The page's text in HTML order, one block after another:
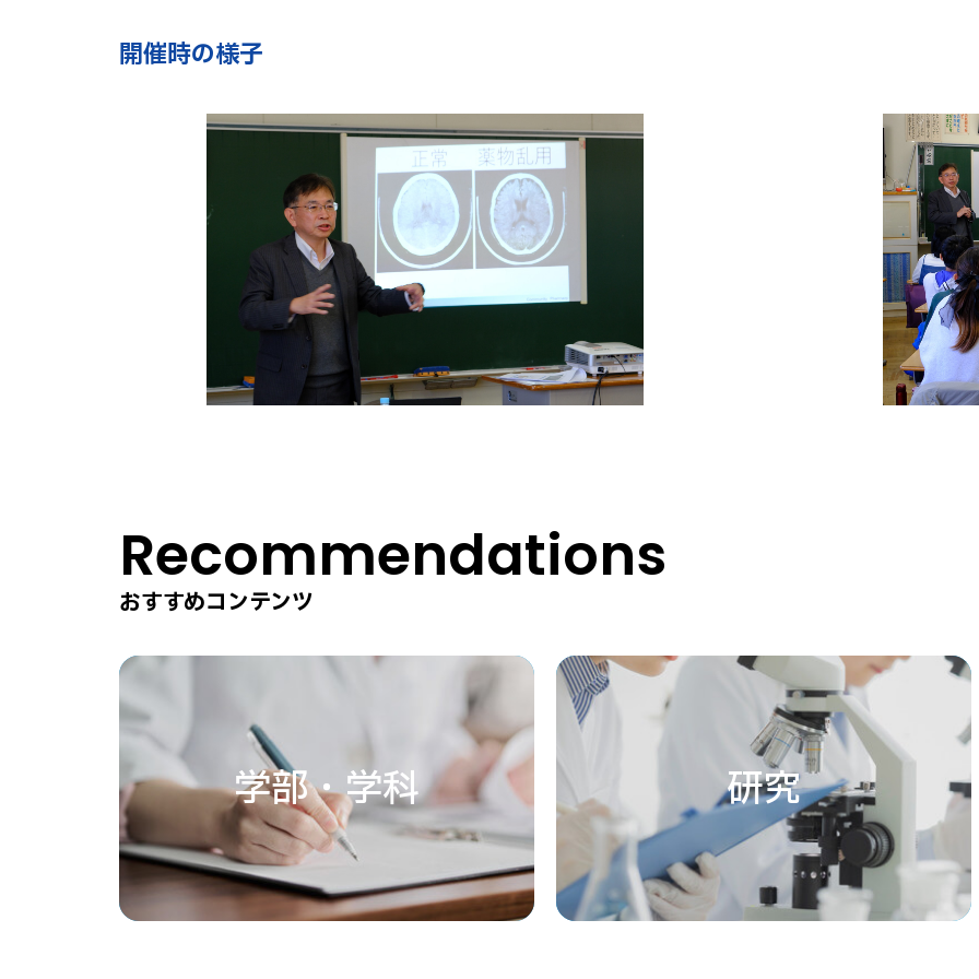
開催時の様子
Recommendations
おすすめコンテンツ
学部・学科 研究